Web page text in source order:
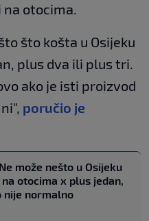
otocima.
što košta u Osijeku
plus dva ili plus tri.
ako je isti proizvod
poručio je
može nešto u Osijeku
otocima x plus jedan,
nije normalno